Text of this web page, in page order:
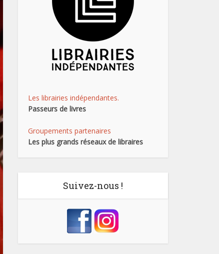
Les librairies indépendantes.
Passeurs de livres
Groupements partenaires
Les plus grands réseaux de libraires
Suivez-nous !